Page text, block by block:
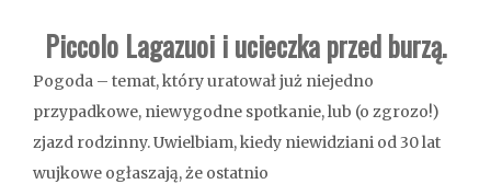
Piccolo Lagazuoi i ucieczka przed burzą.
Pogoda – temat, który uratował już niejedno
przypadkowe, niewygodne spotkanie, lub (o zgrozo!)
zjazd rodzinny. Uwielbiam, kiedy niewidziani od 30 lat
wujkowe ogłaszają, że ostatnio